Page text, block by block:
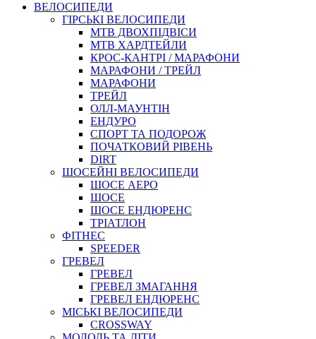
ВЕЛОСИПЕДИ
ГІРСЬКІ ВЕЛОСИПЕДИ
MTB ДВОХПIДВIСИ
MTB ХАРДТЕЙЛИ
КРОС-КАНТРI / МАРАФОНИ
МАРАФОНИ / ТРЕЙЛ
МАРАФОНИ
ТРЕЙЛ
ОЛЛ-МАУНТIН
ЕНДУРО
СПОРТ ТА ПОДОРОЖ
ПОЧАТКОВИЙ РIВЕНЬ
DIRT
ШОСЕЙНІ ВЕЛОСИПЕДИ
ШОСЕ АЕРО
ШОСЕ
ШОСЕ ЕНДЮРЕНС
ТРІАТЛОН
ФІТНЕС
SPEEDER
ГРЕВЕЛ
ГРЕВЕЛ
ГРЕВЕЛ ЗМАГАННЯ
ГРЕВЕЛ ЕНДЮРЕНС
МІСЬКІ ВЕЛОСИПЕДИ
CROSSWAY